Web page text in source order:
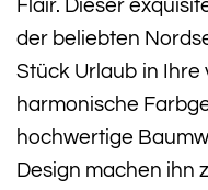
Flair. Dieser
der beliebten
Stück Urlaub in Ihre
harmonische
hochwertige
Design machen ihn